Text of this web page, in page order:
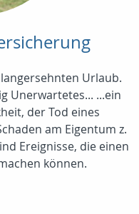
Urlaub.
Unerwartetes... ...ein
der Tod eines
am Eigentum z.
Ereignisse, die einen
können.